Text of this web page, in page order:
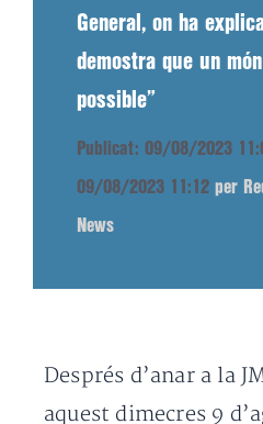
General, on ha
demostra que un
possible”
Publicat: 09/08/2023
09/08/2023 11:12 per
News
Després d’anar a la
aquest dimecres 9